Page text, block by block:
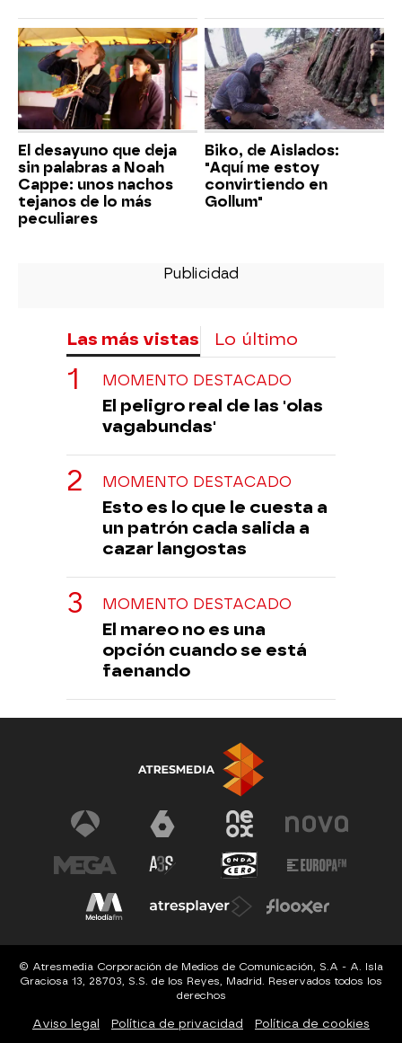
El desayuno que deja
sin palabras a Noah
Cappe: unos nachos
tejanos de lo más
peculiares
Biko, de Aislados:
"Aquí me estoy
convirtiendo en
Gollum"
Las más vistas Lo último
MOMENTO DESTACADO
El peligro real de las 'olas
vagabundas'
MOMENTO DESTACADO
Esto es lo que le cuesta a
un patrón cada salida a
cazar langostas
MOMENTO DESTACADO
El mareo no es una
opción cuando se está
faenando
© Atresmedia Corporación de Medios de Comunicación, S.A - A. Isla
Graciosa 13, 28703, S.S. de los Reyes, Madrid. Reservados todos los
derechos
Aviso legal Política de privacidad Política de cookies